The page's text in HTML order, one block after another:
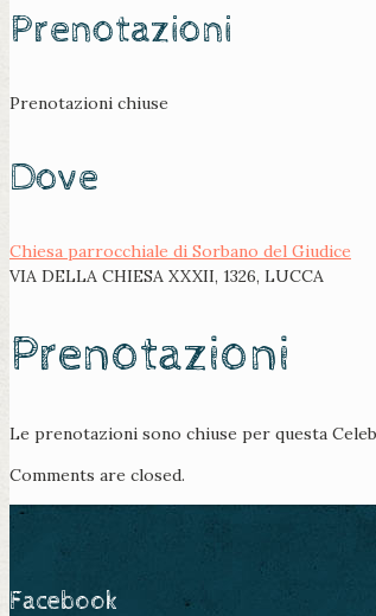
Prenotazioni
Prenotazioni chiuse
Dove
Chiesa parrocchiale di Sorbano del Giudice
VIA DELLA CHIESA XXXII, 1326, LUCCA
Prenotazioni
Le prenotazioni sono chiuse per questa
Comments are closed.
Facebook